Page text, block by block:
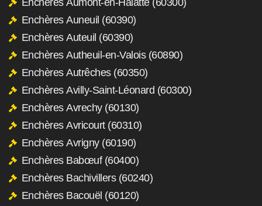
Enchères Auneuil (60390)
Enchères Auteuil (60390)
Enchères Autheuil-en-Valois (60890)
Enchères Autrêches (60350)
Enchères Avilly-Saint-Léonard (60300)
Enchères Avrechy (60130)
Enchères Avricourt (60310)
Enchères Avrigny (60190)
Enchères Babœuf (60400)
Enchères Bachivillers (60240)
Enchères Bacouël (60120)